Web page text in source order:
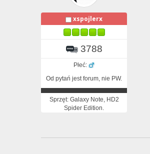
xspojlerx
3788
Płeć:
Od pytań jest forum, nie PW.
Sprzęt: Galaxy Note, HD2
Spider Edition.